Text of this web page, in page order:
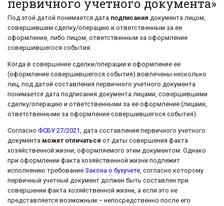
первичного учетного документа»
Под этой датой понимается дата подписания документа лицом,
совершившим сделку/операцию и ответственным за ее
оформление, либо лицом, ответственным за оформление
совершившегося события.
Когда в совершение сделки/операции и оформление ее
(оформление совершившегося события) вовлечены несколько
лиц, под датой составления первичного учетного документа
понимается дата подписания документа лицами, совершившими
сделку/операцию и ответственными за ее оформление (лицами,
ответственными за оформление совершившегося события).
Согласно ФСБУ 27/2021 , дата составления первичного учетного
документа может отличаться от даты совершения факта
хозяйственной жизни, оформляемого этим документом. Однако
при оформлении факта хозяйственной жизни подлежит
исполнению требование Закона о бухучете , согласно которому
первичный учетный документ должен быть составлен при
совершении факта хозяйственной жизни, а если это не
представляется возможным – непосредственно после его